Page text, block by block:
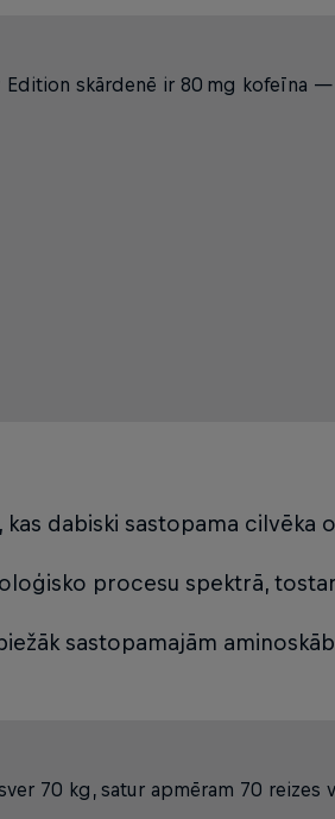
skārdenē ir 80 mg kofeīna
kas dabiski sastopama cilvēka
procesu spektrā,
sastopamajām
70 kg, satur apmēram 70